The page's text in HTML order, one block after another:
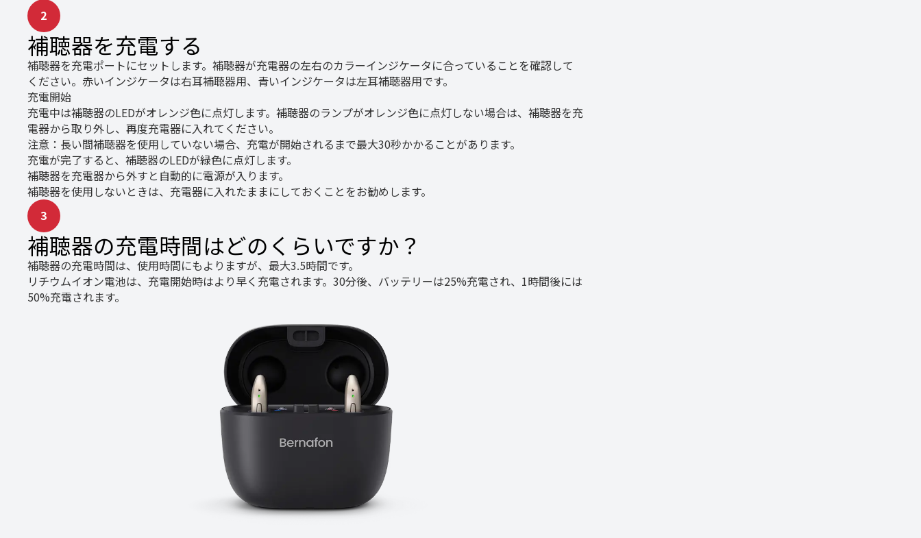
2
補聴器を充電する
補聴器を充電ポートにセットします。補聴器が充電器の左右のカラーインジケータに合っていることを確認して
ください。赤いインジケータは右耳補聴器用、青いインジケータは左耳補聴器用です。
充電開始
充電中は補聴器のLEDがオレンジ色に点灯します。補聴器のランプがオレンジ色に点灯しない場合は、補聴器を充
電器から取り外し、再度充電器に入れてください。
注意：長い間補聴器を使用していない場合、充電が開始されるまで最大30秒かかることがあります。
充電が完了すると、補聴器のLEDが緑色に点灯します。
補聴器を充電器から外すと自動的に電源が入ります。
補聴器を使用しないときは、充電器に入れたままにしておくことをお勧めします。
3
補聴器の充電時間はどのくらいですか？
補聴器の充電時間は、使用時間にもよりますが、最大3.5時間です。
リチウムイオン電池は、充電開始時はより早く充電されます。30分後、バッテリーは25%充電され、1時間後には
50%充電されます。